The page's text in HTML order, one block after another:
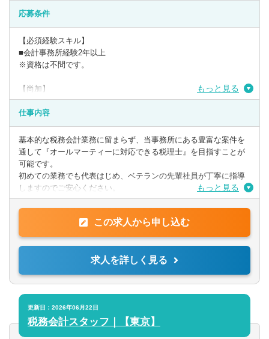
応募条件
【必須経験スキル】
■会計事務所経験2年以上
※資格は不問です。
【尚加】
■税理士有資格者の方
■税理試験科目合格者
もっと見る
仕事内容
基本的な税務会計業務に留まらず、当事務所にある豊富な案件を
通して『オールマーティーに対応できる税理士』を目指すことが
可能です。
初めての業務でも代表はじめ、ベテランの先輩社員が丁寧に指導
しますのでご安心ください。
＜税理士補助業務＞
■入力業務、月次巡回監査、決算業務、
■法人・個人申告業務及び相続税の申告業務
＜コンサルタント業務＞
■月々の経営改善及び金融機関対応等
■事業承継、資産構築、企業再生、IPO支援、M&A等
※会計事務所での経験年数は関係なく、本人の能力・意力に応じ
てどんどん仕事をお任せします
※他では早い段階からなかなか経験が積めない、経営コンサル、
もっと見る
この求人から申し込む
求人を詳しく見る
更新日：2026年06月22日
税務会計スタッフ｜【東京】